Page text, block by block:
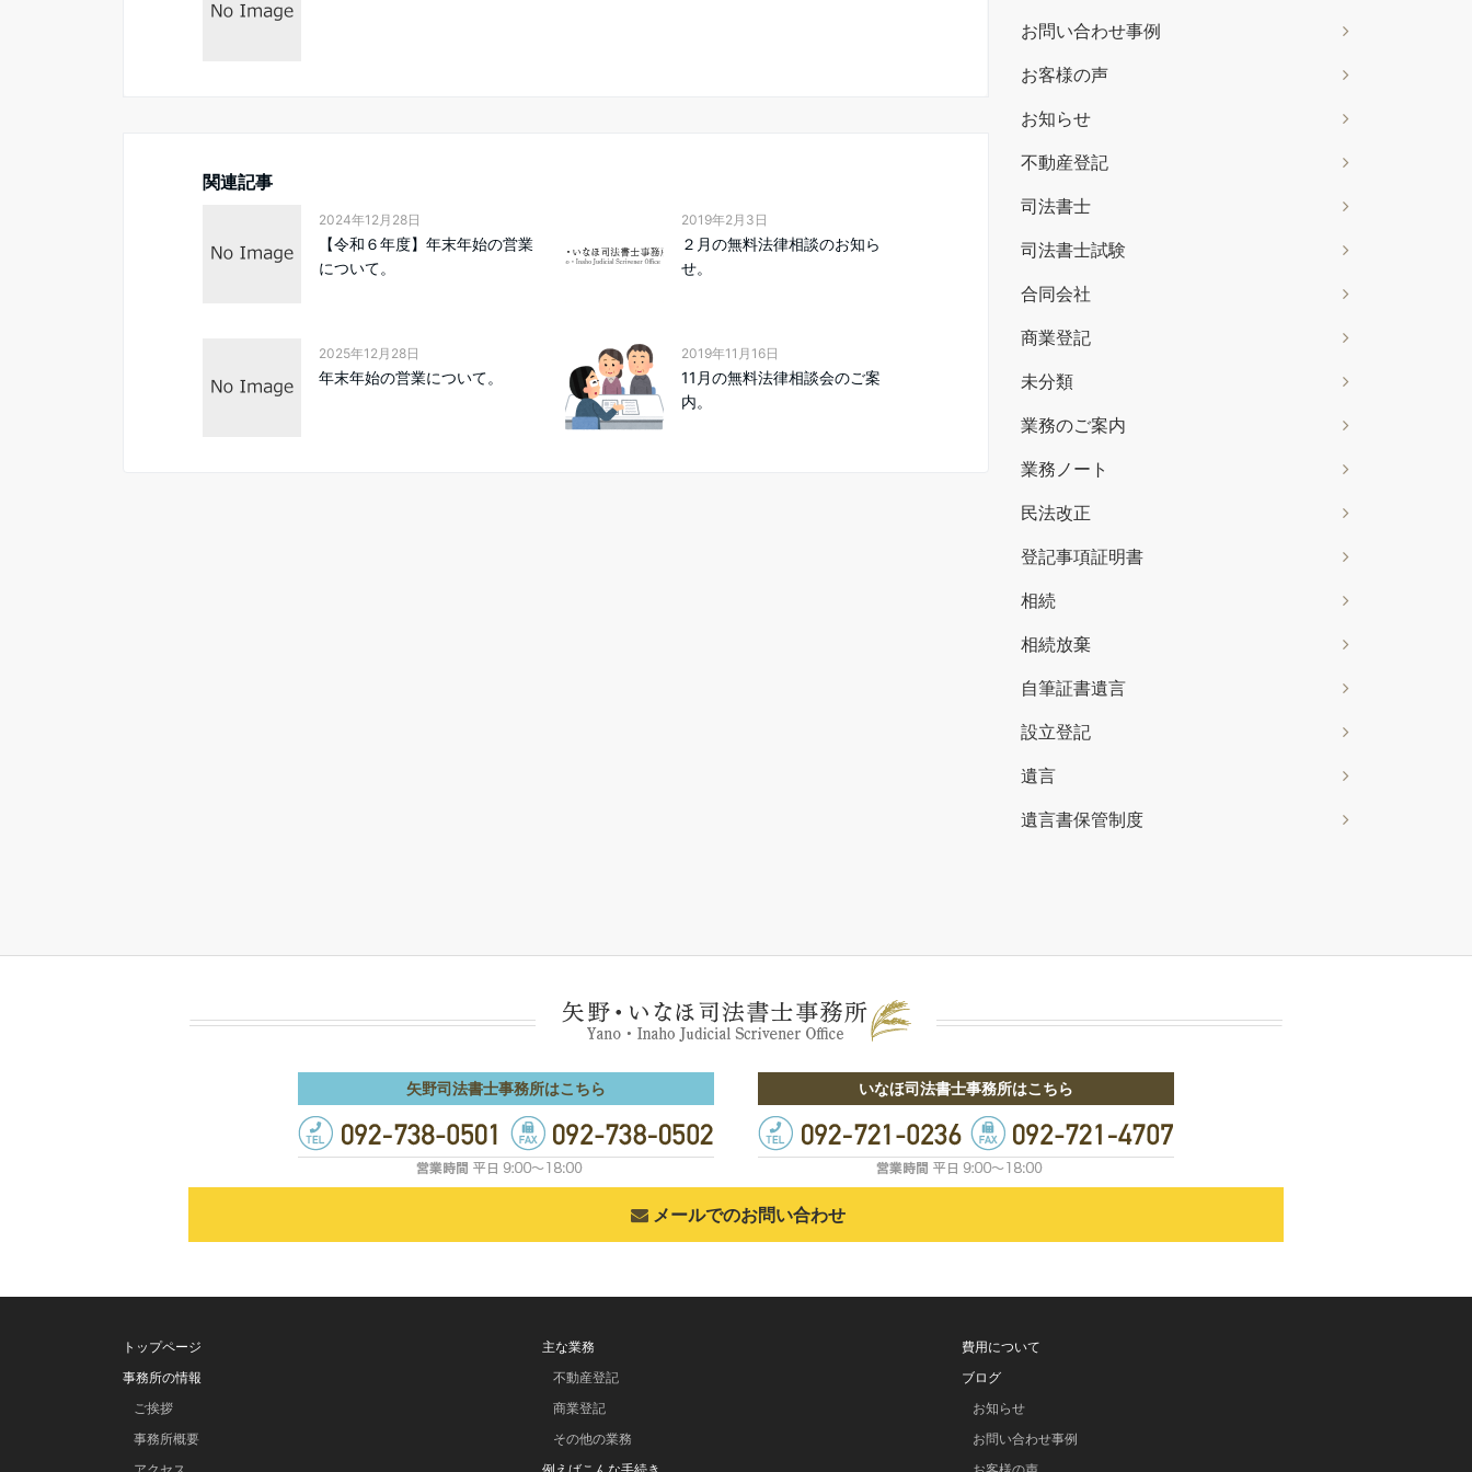
関連記事
2024年12月28日
【令和６年度】年末年始の営業
について。
2019年2月3日
２月の無料法律相談のお知ら
せ。
2025年12月28日
年末年始の営業について。
2019年11月16日
11月の無料法律相談会のご案
内。
お問い合わせ事例
お客様の声
お知らせ
不動産登記
司法書士
司法書士試験
合同会社
商業登記
未分類
業務のご案内
業務ノート
民法改正
登記事項証明書
相続
相続放棄
自筆証書遺言
設立登記
遺言
遺言書保管制度
矢野司法書士事務所はこちら いなほ司法書士事務所はこちら
メールでのお問い合わせ
トップページ
事務所の情報
ご挨拶
事務所概要
主な業務
不動産登記
商業登記
その他の業務
費用について
ブログ
お知らせ
お問い合わせ事例